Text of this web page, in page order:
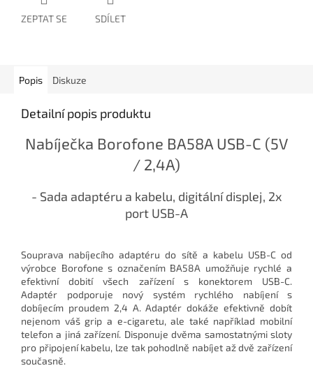
ZEPTAT SE SDÍLET
Popis Diskuze
Detailní popis produktu
Nabíječka Borofone BA58A USB-C (5V
/ 2,4A)
- Sada adaptéru a kabelu, digitální displej, 2x
port USB-A
Souprava nabíjecího adaptéru do sítě a kabelu USB-C od
výrobce Borofone s označením BA58A umožňuje rychlé a
efektivní dobití všech zařízení s konektorem USB-C.
Adaptér podporuje nový systém rychlého nabíjení s
dobíjecím proudem 2,4 A. Adaptér dokáže efektivně dobít
nejenom váš grip a e-cigaretu, ale také například mobilní
telefon a jiná zařízení. Disponuje dvěma samostatnými sloty
pro připojení kabelu, lze tak pohodlně nabíjet až dvě zařízení
současně.